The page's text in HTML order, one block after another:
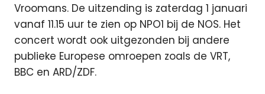
Vroomans. De uitzending is zaterdag 1 januari
vanaf 11.15 uur te zien op NPO1 bij de NOS. Het
concert wordt ook uitgezonden bij andere
publieke Europese omroepen zoals de VRT,
BBC en ARD/ZDF.